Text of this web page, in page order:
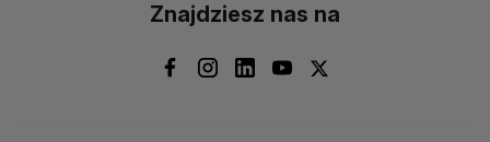
Znajdziesz nas na